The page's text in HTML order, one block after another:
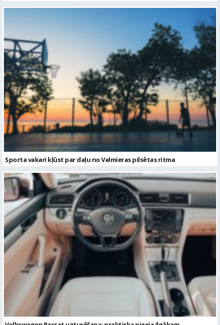
Sporta vakari kļūst par daļu no Valmieras pilsētas ritma